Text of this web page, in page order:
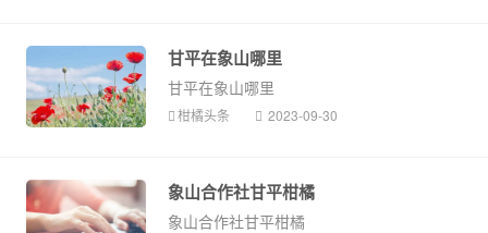
甘平在象山哪里
甘平在象山哪里
柑橘头条 2023-09-30
象山合作社甘平柑橘
象山合作社甘平柑橘